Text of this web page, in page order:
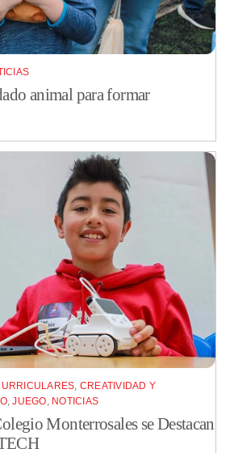
animal para formar
, CREATIVIDAD Y
,JUEGO, NOTICIAS
Monterrosales se Destacan